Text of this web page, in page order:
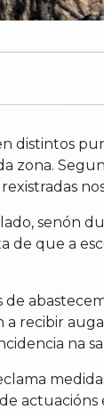
distintos
zona.
senón
de que a
a recibir
na
actuacións